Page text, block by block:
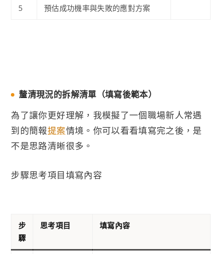
5 預估成功機率與失敗的應對方案
釐清現況的拆解清單（填寫後範本）
為了讓你更好理解，我模擬了一個職場新人常遇
到的簡報提案情境。你可以看看填寫完之後，是
不是思路清晰很多。
步驟思考項目填寫內容
步
驟
思考項目 填寫內容